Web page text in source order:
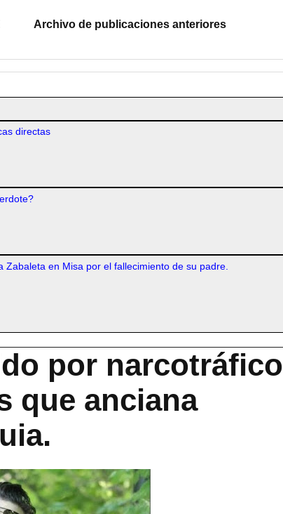
Archivo de publicaciones anteriores
directas
en Misa por el fallecimiento de su padre.
por narcotráfico
que anciana